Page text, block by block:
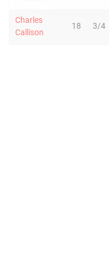
Charles
Callison
18 3/4